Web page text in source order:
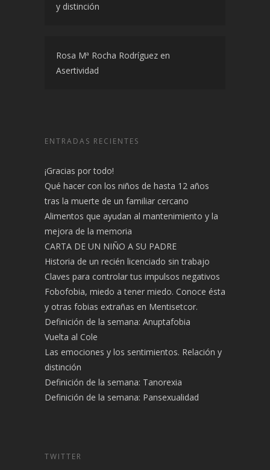
y distinción
Rosa Mª Rocha Rodríguez en
Asertividad
ENTRADAS RECIENTES
¡Gracias por todo!
Qué hacer con los niños de hasta 12 años
tras la muerte de un familiar cercano
Alimentos que ayudan al mantenimiento y la
mejora de la memoria
CARTA DE UN NIÑO A SU PADRE
Historia de un recién licenciado sin trabajo
Claves para controlar tus impulsos negativos
Fobofobia, miedo a tener miedo. Conoce ésta
y otras fobias extrañas en Mentisetcor.
Definición de la semana: Anuptafobia
Vuelta al Cole
Las emociones y los sentimientos. Relación y
distinción
Definición de la semana: Tanorexia
Definición de la semana: Pansexualidad
TWITTER